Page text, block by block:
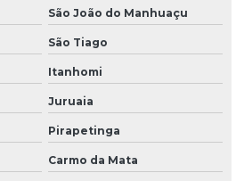
em paraná
em são paulo
São João do Manhuaçu
São Tiago
Itanhomi
Juruaia
Pirapetinga
Carmo da Mata